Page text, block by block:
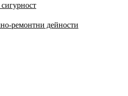
ремонтни дейности